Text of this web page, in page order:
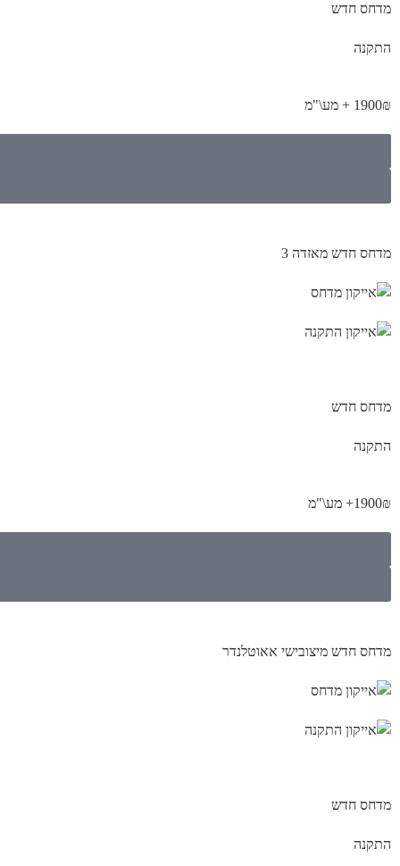
מדחס חדש
התקנה
1900₪ + מע\"מ
מדחס חדש מאזדה 3
מדחס חדש
התקנה
1900₪+ מע\"מ
מדחס חדש מיצובישי אאוטלנדר
מדחס חדש
התקנה